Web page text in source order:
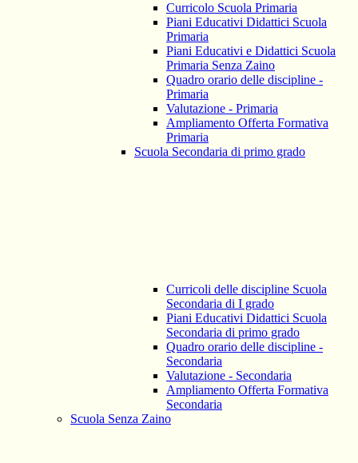
Curricolo Scuola Primaria
Piani Educativi Didattici Scuola
Primaria
Piani Educativi e Didattici Scuola
Primaria Senza Zaino
Quadro orario delle discipline -
Primaria
Valutazione - Primaria
Ampliamento Offerta Formativa
Primaria
Scuola Secondaria di primo grado
Curricoli delle discipline Scuola
Secondaria di I grado
Piani Educativi Didattici Scuola
Secondaria di primo grado
Quadro orario delle discipline -
Secondaria
Valutazione - Secondaria
Ampliamento Offerta Formativa
Secondaria
Scuola Senza Zaino